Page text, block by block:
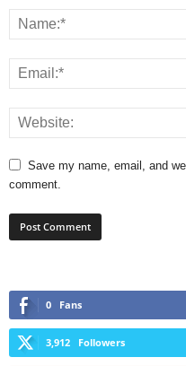
Save my name, email, and
comment.
0 Fans
3,912 Followers